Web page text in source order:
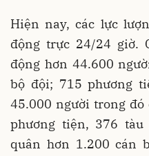
Hiện nay, các lực
động trực 24/24 giờ.
động hơn 44.600
bộ đội; 715 phương
45.000 người trong
phương tiện, 376 tàu
quân hơn 1.200 cán